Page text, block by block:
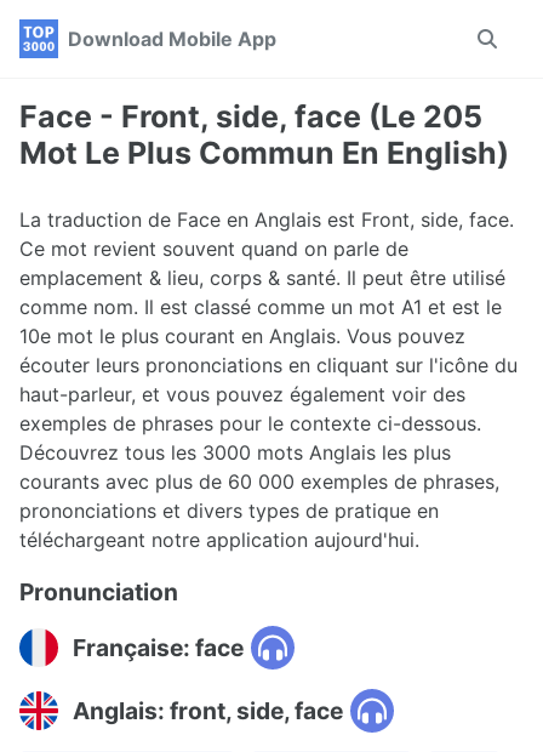
Skip
navigation
Skip
Skip
Download Mobile App
Toggle
Face - Front, side, face (Le 205
Mot Le Plus Commun En English)
La traduction de Face en Anglais est Front, side, face.
Ce mot revient souvent quand on parle de
emplacement & lieu, corps & santé. Il peut être utilisé
comme nom. Il est classé comme un mot A1 et est le
10e mot le plus courant en Anglais. Vous pouvez
écouter leurs prononciations en cliquant sur l'icône du
haut-parleur, et vous pouvez également voir des
exemples de phrases pour le contexte ci-dessous.
Découvrez tous les 3000 mots Anglais les plus
courants avec plus de 60 000 exemples de phrases,
prononciations et divers types de pratique en
téléchargeant notre application aujourd'hui.
Pronunciation
Française: face
Anglais: front, side, face